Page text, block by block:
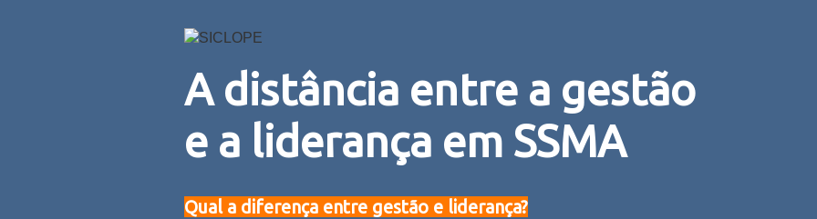
A distância entre a gestão
e a liderança em SSMA
Qual a diferença entre gestão e liderança?